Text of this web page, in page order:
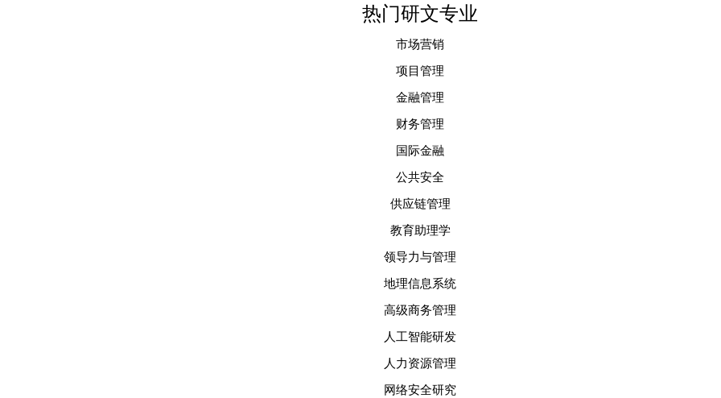
热门研文专业
市场营销
项目管理
金融管理
财务管理
国际金融
公共安全
供应链管理
教育助理学
领导力与管理
地理信息系统
高级商务管理
人工智能研发
人力资源管理
网络安全研究